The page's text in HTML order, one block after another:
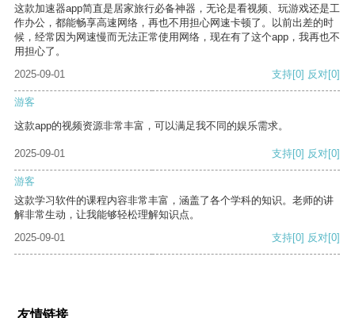
这款加速器app简直是居家旅行必备神器，无论是看视频、玩游戏还是工
作办公，都能畅享高速网络，再也不用担心网速卡顿了。以前出差的时
候，经常因为网速慢而无法正常使用网络，现在有了这个app，我再也不
用担心了。
2025-09-01
支持[0] 反对[0]
游客
这款app的视频资源非常丰富，可以满足我不同的娱乐需求。
2025-09-01 支持[0] 反对[0]
游客
这款学习软件的课程内容非常丰富，涵盖了各个学科的知识。老师的讲
解非常生动，让我能够轻松理解知识点。
2025-09-01
支持[0] 反对[0]
友情链接